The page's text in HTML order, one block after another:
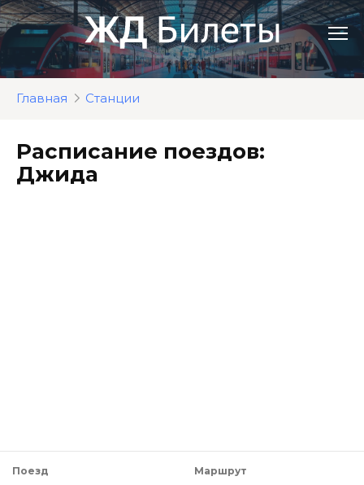
Перейти
к
контенту
Главная Станции
Расписание поездов:
Джида
Поезд Маршрут